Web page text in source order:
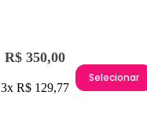
R$ 350,00
3x R$ 129,77
Selecionar